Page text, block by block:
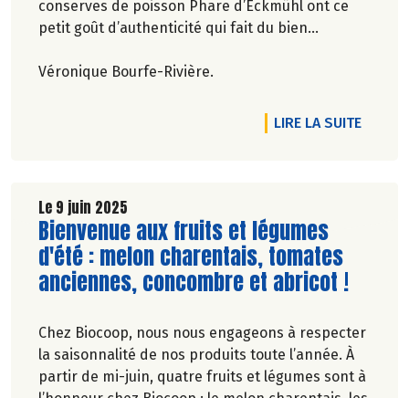
conserves de poisson Phare d’Eckmühl ont ce
petit goût d’authenticité qui fait du bien…
Véronique Bourfe-Rivière.
LIRE LA SUITEDE
Le 9 juin 2025
Lire la suite de l'article
Bienvenue aux fruits et légumes
d'été : melon charentais, tomates
anciennes, concombre et abricot !
Chez Biocoop, nous nous engageons à respecter
la saisonnalité de nos produits toute l’année. À
partir de mi-juin, quatre fruits et légumes sont à